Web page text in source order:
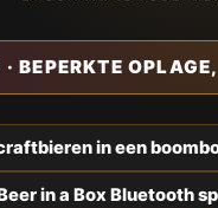
BEPERKTE
in een
in a Box Bluetooth